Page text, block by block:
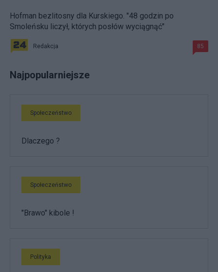
Hofman bezlitosny dla Kurskiego. "48 godzin po
Smoleńsku liczył, których posłów wyciągnąć"
Redakcja 85
Najpopularniejsze
Społeczeństwo
Dlaczego ?
Społeczeństwo
"Brawo" kibole !
Polityka